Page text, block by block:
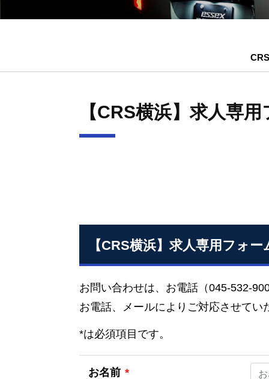
【CRS横浜】求人専
【CRS横浜】求人専用フォー
お問い合わせは、お電話（045-532-
お電話、メールによりご対応させてい
*は必須項目です。
お名前 *